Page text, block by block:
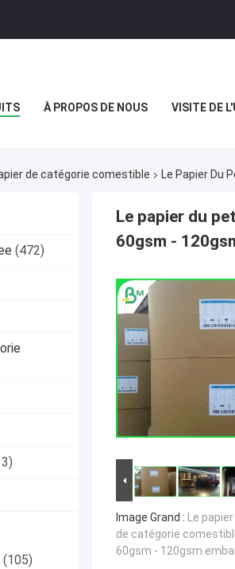
À PROPOS DE NOUS VISITE DE
de catégorie comestible Le Papier Du
(472)
(105)
Le papier du
60gsm -
Image Grand : Le
de catégorie
60gsm - 120gsm